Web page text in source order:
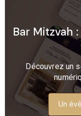
Bar Mitzvah
Découvrez un
Un